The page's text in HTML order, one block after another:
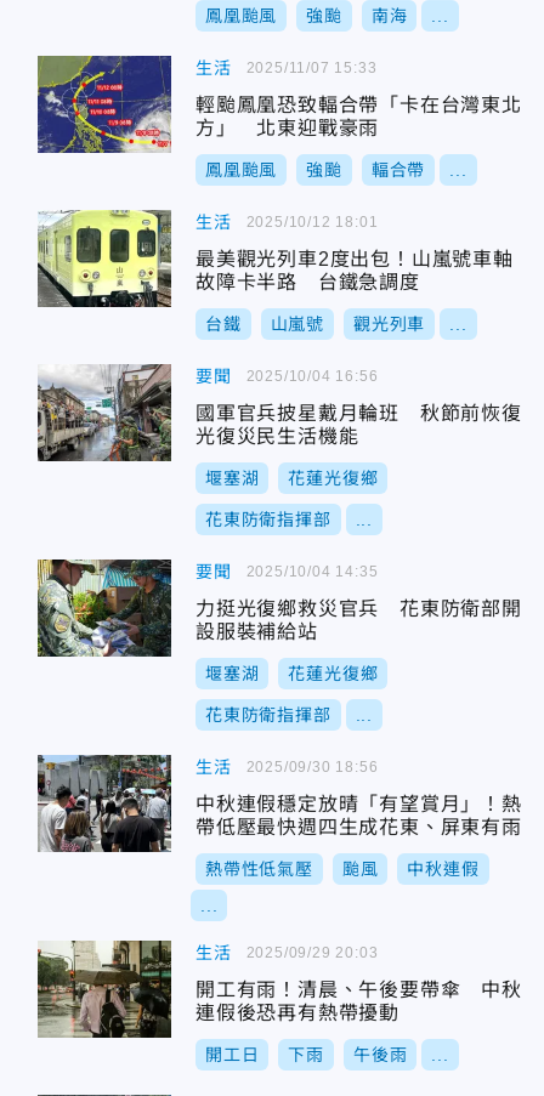
鳳凰颱風 強颱 南海
生活
輕颱鳳凰恐致輻合帶「卡在台灣東北
方」 北東迎戰豪雨
鳳凰颱風 強颱 輻合帶
2025/11/07 15:33
生活
最美觀光列車2度出包！山嵐號車軸
故障卡半路 台鐵急調度
台鐵 山嵐號 觀光列車
2025/10/12 18:01
要聞
國軍官兵披星戴月輪班 秋節前恢復
光復災民生活機能
堰塞湖 花蓮光復鄉
花東防衛指揮部
2025/10/04 16:56
要聞
力挺光復鄉救災官兵 花東防衛部開
設服裝補給站
堰塞湖 花蓮光復鄉
花東防衛指揮部
2025/10/04 14:35
生活
中秋連假穩定放晴「有望賞月」！熱
帶低壓最快週四生成花東、屏東有雨
熱帶性低氣壓 颱風 中秋連假
2025/09/30 18:56
生活
開工有雨！清晨、午後要帶傘 中秋
連假後恐再有熱帶擾動
開工日 下雨 午後雨
2025/09/29 20:03